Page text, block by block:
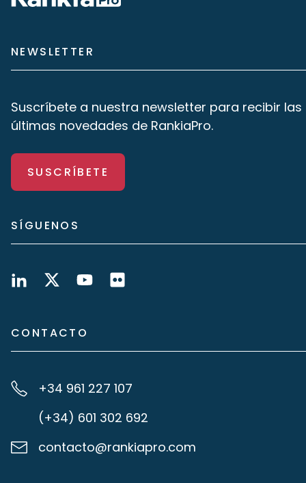
NEWSLETTER
Suscríbete a nuestra newsletter para recibir las
últimas novedades de RankiaPro.
SUSCRÍBETE
SÍGUENOS
CONTACTO
+34 961 227 107
(+34) 601 302 692
contacto@rankiapro.com